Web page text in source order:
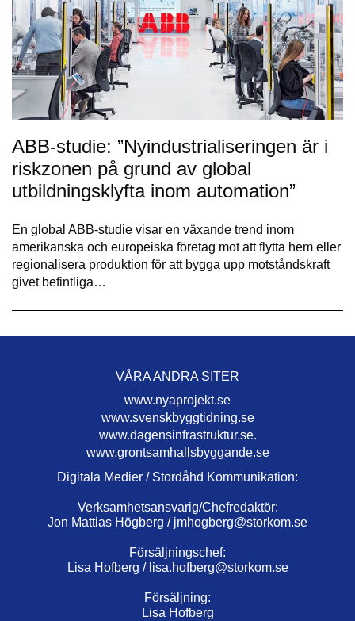
ABB-studie: ”Nyindustrialiseringen är i
riskzonen på grund av global
utbildningsklyfta inom automation”
En global ABB-studie visar en växande trend inom
amerikanska och europeiska företag mot att flytta hem eller
regionalisera produktion för att bygga upp motståndskraft
givet befintliga…
VÅRA ANDRA SITER
www.nyaprojekt.se
www.svenskbyggtidning.se
www.dagensinfrastruktur.se.
www.grontsamhallsbyggande.se
Digitala Medier / Stordåhd Kommunikation:
Verksamhetsansvarig/Chefredaktör:
Jon Mattias Högberg / jmhogberg@storkom.se
Försäljningschef:
Lisa Hofberg / lisa.hofberg@storkom.se
Försäljning:
Lisa Hofberg